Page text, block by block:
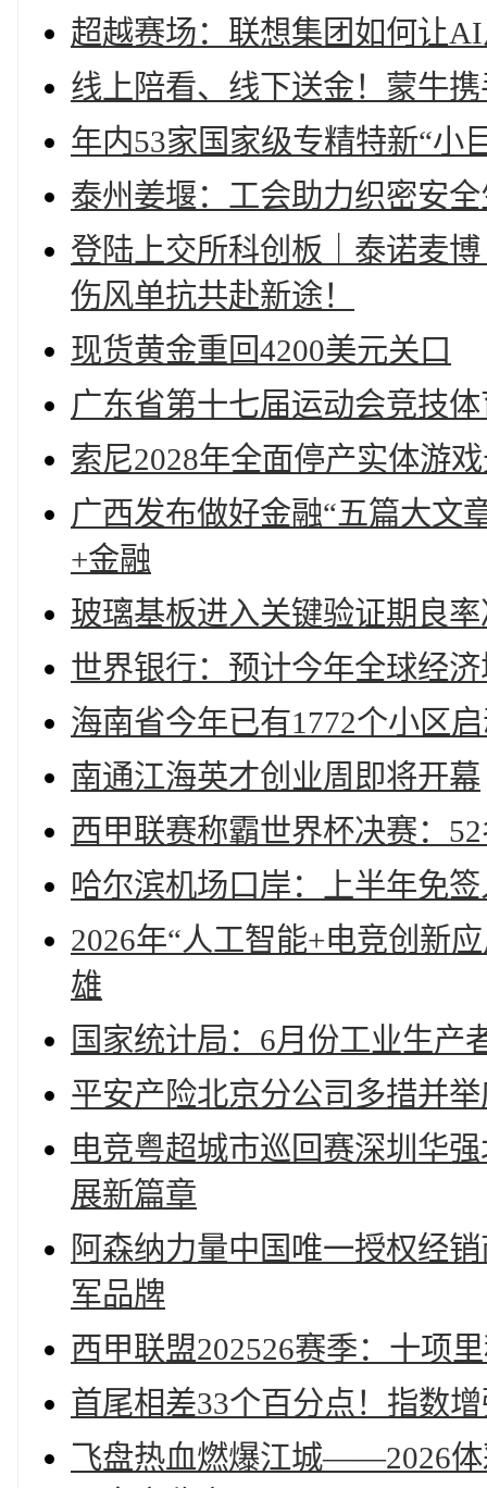
超越赛场：联想集团如何让
线上陪看、线下送金！蒙牛
年内53家国家级专精特新“小
泰州姜堰：工会助力织密安全
登陆上交所科创板｜泰诺麦
伤风单抗共赴新途！
现货黄金重回4200美元关口
广东省第十七届运动会竞技
索尼2028年全面停产实体游
广西发布做好金融“五篇大文
+金融
玻璃基板进入关键验证期良
世界银行：预计今年全球经
海南省今年已有1772个小区
南通江海英才创业周即将开幕
西甲联赛称霸世界杯决赛：
哈尔滨机场口岸：上半年免
2026年“人工智能+电竞创新
雄
国家统计局：6月份工业生产
平安产险北京分公司多措并
电竞粤超城市巡回赛深圳华
展新篇章
阿森纳力量中国唯一授权经
军品牌
西甲联盟202526赛季：十项
首尾相差33个百分点！指数
飞盘热血燃爆江城——2026体